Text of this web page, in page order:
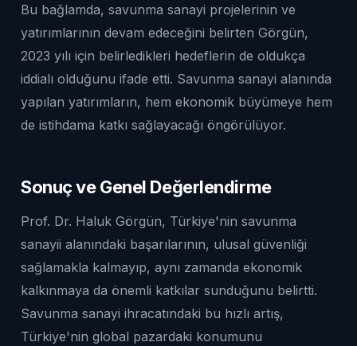
Bu bağlamda, savunma sanayi projelerinin ve
yatırımlarının devam edeceğini belirten Görgün,
2023 yılı için belirledikleri hedeflerin de oldukça
iddialı olduğunu ifade etti. Savunma sanayi alanında
yapılan yatırımların, hem ekonomik büyümeye hem
de istihdama katkı sağlayacağı öngörülüyor.
Sonuç ve Genel Değerlendirme
Prof. Dr. Haluk Görgün, Türkiye'nin savunma
sanayii alanındaki başarılarının, ulusal güvenliği
sağlamakla kalmayıp, aynı zamanda ekonomik
kalkınmaya da önemli katkılar sunduğunu belirtti.
Savunma sanayi ihracatındaki bu hızlı artış,
Türkiye'nin global pazardaki konumunu